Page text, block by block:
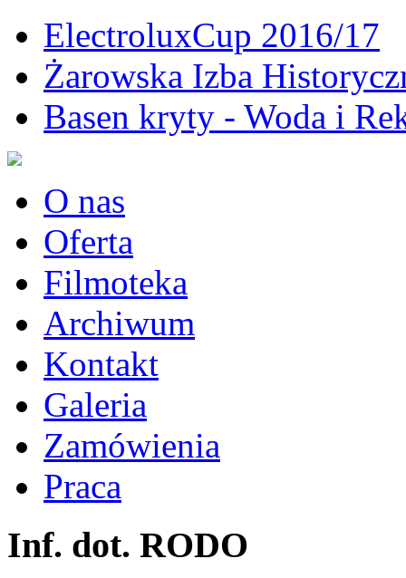
ElectroluxCup 2016/17
Żarowska Izba
Basen kryty - Woda i
O nas
Oferta
Filmoteka
Archiwum
Kontakt
Galeria
Zamówienia
Praca
Inf. dot. RODO